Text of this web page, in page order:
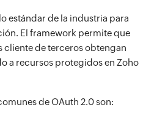
estándar de la industria para
El framework permite que
cliente de terceros obtengan
a recursos protegidos en Zoho
de OAuth 2.0 son: